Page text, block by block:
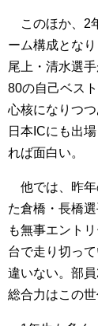
このほか、2
ーム構成とな
尾上・清水選
80の自己ベス
心核になりつ
日本ICにも出
れば面白い。
他では、昨年
た倉橋・長橋
も無事エント
台で走り切っ
違いない。部
総合力はこの世